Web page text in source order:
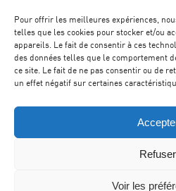
Pour offrir les meilleures expériences,
telles que les cookies pour stocker et/ou
appareils. Le fait de consentir à ces
des données telles que le comportement
ce site. Le fait de ne pas consentir ou de
un effet négatif sur certaines
Refuser
Voir les
S’INSCRIRE À LA